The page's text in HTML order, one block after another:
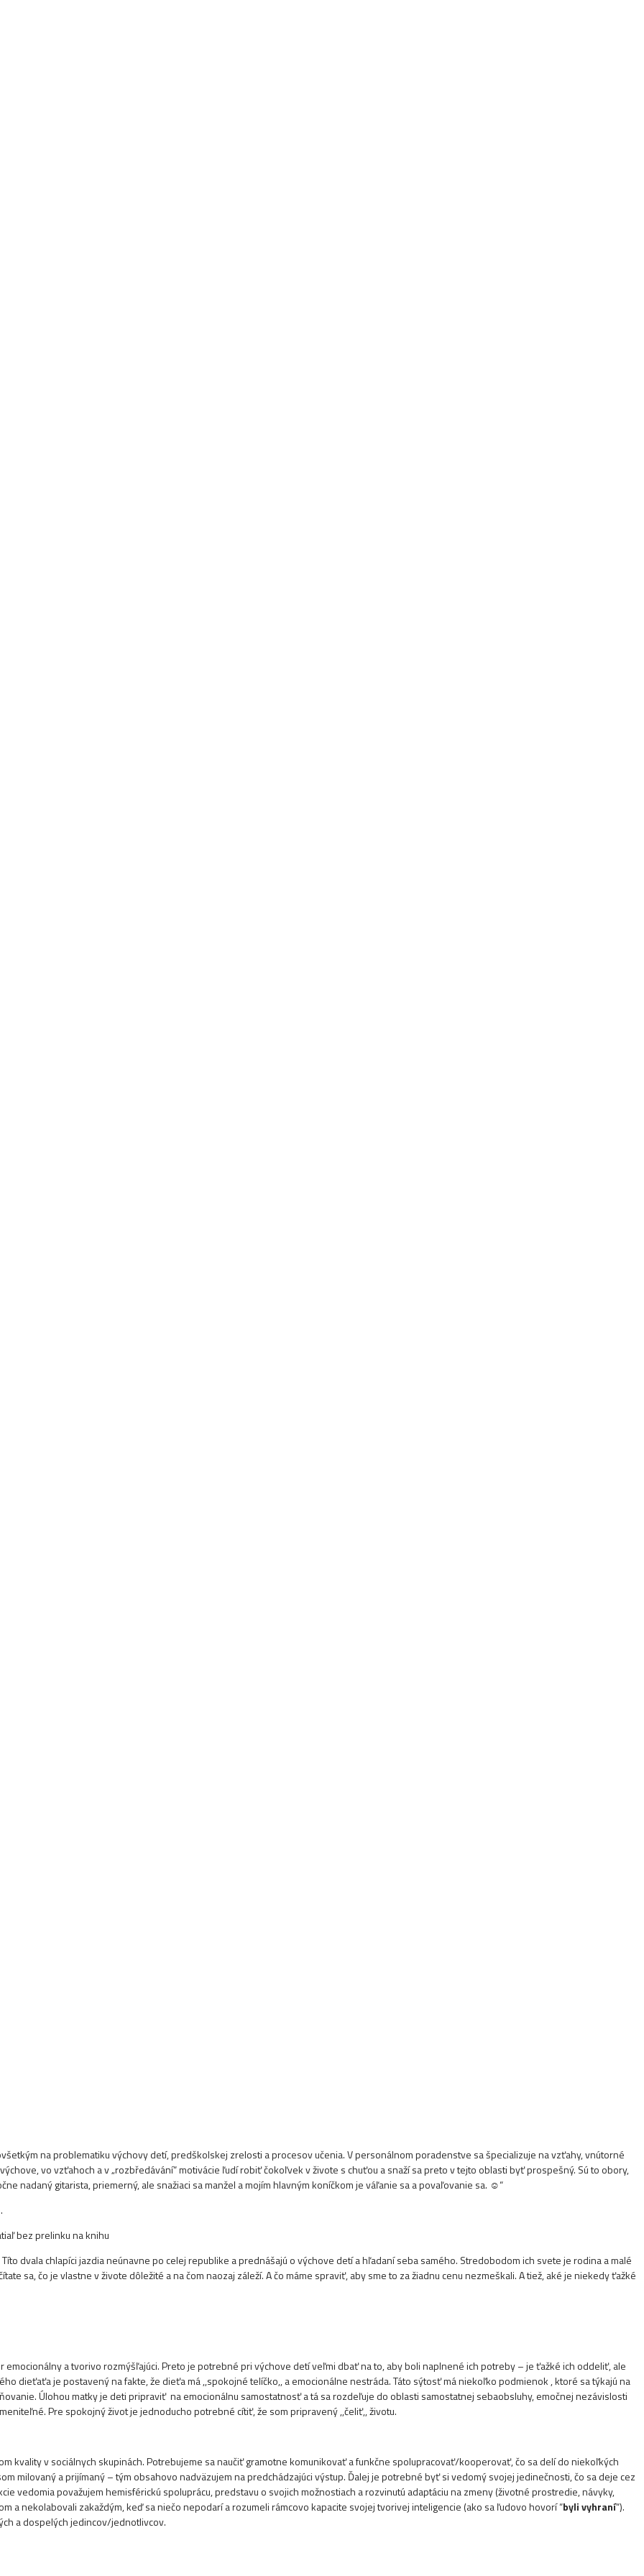
na problematiku výchovy detí, predškolskej zrelosti a procesov učenia. V personálnom poradenstve sa špecializuje na vzťahy, vnútorné
vo vzťahoch a v „rozbředávání“ motivácie ľudí robiť čokoľvek v živote s chuťou a snaží sa preto v tejto oblasti byť prospešný. Sú to obory,
nadaný gitarista, priemerný, ale snažiaci sa manžel a mojím hlavným koníčkom je váľanie sa a povaľovanie sa. ☺“
bez prelinku na knihu
dvala chlapíci jazdia neúnavne po celej republike a prednášajú o výchove detí a hľadaní seba samého. Stredobodom ich svete je rodina a malé
sa, čo je vlastne v živote dôležité a na čom naozaj záleží. A čo máme spraviť, aby sme to za žiadnu cenu nezmeškali. A tiež, aké je niekedy ťažké
emocionálny a tvorivo rozmýšľajúci. Preto je potrebné pri výchove detí veľmi dbať na to, aby boli naplnené ich potreby – je ťažké ich oddeliť, ale
dieťaťa je postavený na fakte, že dieťa má ,,spokojné telíčko,, a emocionálne nestráda. Táto sýtosť má niekoľko podmienok , ktoré sa týkajú na
Úlohou matky je deti pripraviť na emocionálnu samostatnosť a tá sa rozdeľuje do oblasti samostatnej sebaobsluhy, emočnej nezávislosti
Pre spokojný život je jednoducho potrebné cítiť, že som pripravený ,,čeliť,, životu.
kvality v sociálnych skupinách. Potrebujeme sa naučiť gramotne komunikovať a funkčne spolupracovať/kooperovať, čo sa delí do niekoľkých
milovaný a prijímaný – tým obsahovo nadväzujem na predchádzajúci výstup. Ďalej je potrebné byť si vedomý svojej jedinečnosti, čo sa deje cez
vedomia považujem hemisférickú spoluprácu, predstavu o svojich možnostiach a rozvinutú adaptáciu na zmeny (životné prostredie, návyky,
a nekolabovali zakaždým, keď sa niečo nepodarí a rozumeli rámcovo kapacite svojej tvorivej inteligencie (ako sa ľudovo hovorí “byli vyhraní“).
a dospelých jedincov/jednotlivcov.